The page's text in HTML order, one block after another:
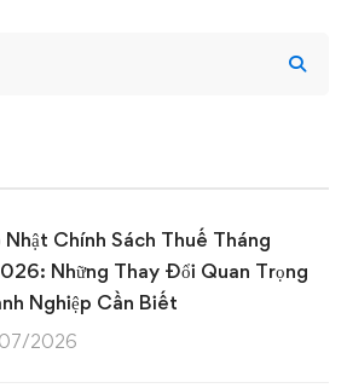
Nhật Chính Sách Thuế Tháng
Những Thay Đổi Quan Trọng
Nghiệp Cần Biết
2026